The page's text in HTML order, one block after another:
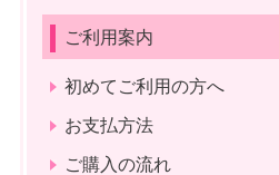
ご利用案内
初めてご利用の方へ
お支払方法
ご購入の流れ